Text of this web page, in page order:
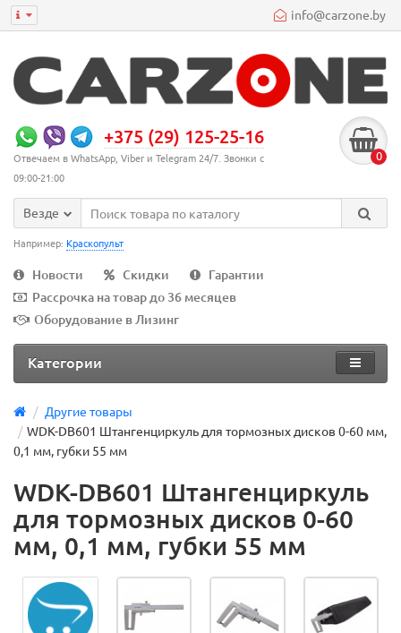
info@carzone.by
+375 (29) 125-25-16
Отвечаем в WhatsApp, Viber и Telegram 24/7. Звонки с
09:00-21:00
0
Везде
Например: Краскопульт
Новости Скидки
Гарантии
Рассрочка на товар до 36 месяцев
Оборудование в Лизинг
Категории
Другие товары
WDK-DB601 Штангенциркуль для тормозных дисков 0-60 мм,
0,1 мм, губки 55 мм
WDK-DB601 Штангенциркуль
для тормозных дисков 0-60
мм, 0,1 мм, губки 55 мм